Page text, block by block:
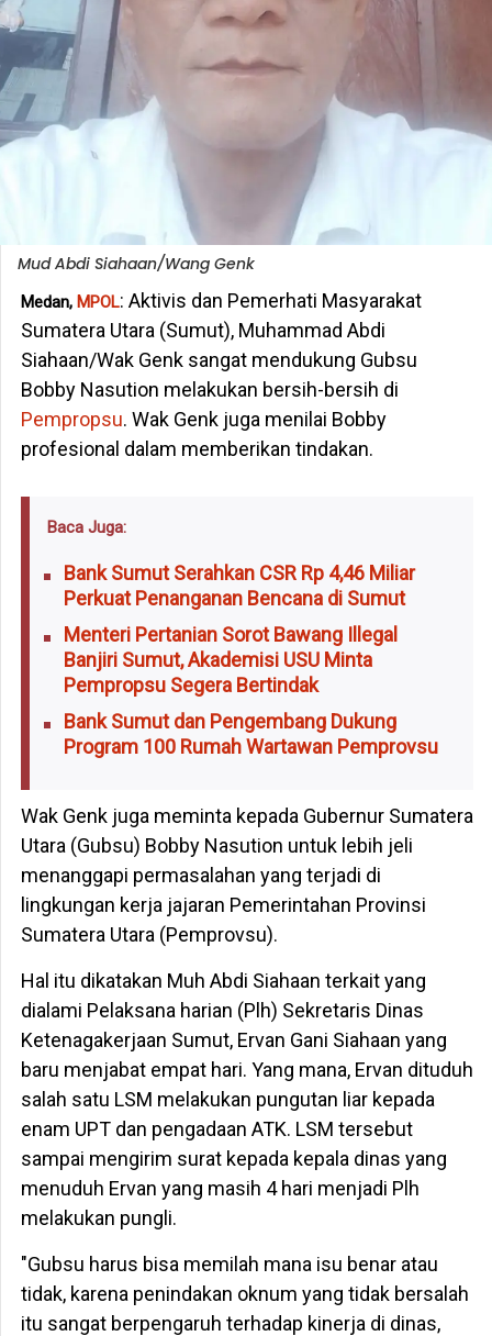
Mud Abdi Siahaan/Wang Genk
Medan, MPOL: Aktivis dan Pemerhati Masyarakat
Sumatera Utara (Sumut), Muhammad Abdi
Siahaan/Wak Genk sangat mendukung Gubsu
Bobby Nasution melakukan bersih-bersih di
Pempropsu. Wak Genk juga menilai Bobby
profesional dalam memberikan tindakan.
Baca Juga:
Bank Sumut Serahkan CSR Rp 4,46 Miliar
Perkuat Penanganan Bencana di Sumut
Menteri Pertanian Sorot Bawang Illegal
Banjiri Sumut, Akademisi USU Minta
Pempropsu Segera Bertindak
Bank Sumut dan Pengembang Dukung
Program 100 Rumah Wartawan Pemprovsu
Wak Genk juga meminta kepada Gubernur Sumatera
Utara (Gubsu) Bobby Nasution untuk lebih jeli
menanggapi permasalahan yang terjadi di
lingkungan kerja jajaran Pemerintahan Provinsi
Sumatera Utara (Pemprovsu).
Hal itu dikatakan Muh Abdi Siahaan terkait yang
dialami Pelaksana harian (Plh) Sekretaris Dinas
Ketenagakerjaan Sumut, Ervan Gani Siahaan yang
baru menjabat empat hari. Yang mana, Ervan dituduh
salah satu LSM melakukan pungutan liar kepada
enam UPT dan pengadaan ATK. LSM tersebut
sampai mengirim surat kepada kepala dinas yang
menuduh Ervan yang masih 4 hari menjadi Plh
melakukan pungli.
"Gubsu harus bisa memilah mana isu benar atau
tidak, karena penindakan oknum yang tidak bersalah
itu sangat berpengaruh terhadap kinerja di dinas,